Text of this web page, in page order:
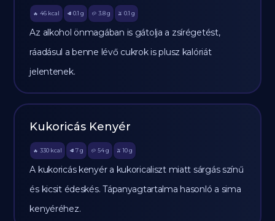
🔥 46 kcal 🥩 0.1 g 🥔 3.8g 🫒 0.1 g
Az alkohol önmagában is gátolja a zsírégetést,
ráadásul a benne lévő cukrok is plusz kalóriát
jelentenek.
Kukoricás Kenyér
🔥 330 kcal 🥩 7 g 🥔 54g 🫒 10 g
A kukoricás kenyér a kukoricaliszt miatt sárgás színű
és kicsit édeskés. Tápanyagtartalma hasonló a sima
kenyéréhez.